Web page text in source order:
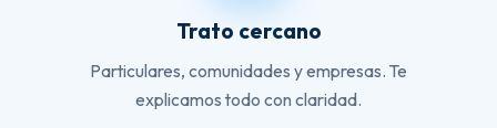
Trato cercano
Particulares, comunidades y empresas. Te
explicamos todo con claridad.